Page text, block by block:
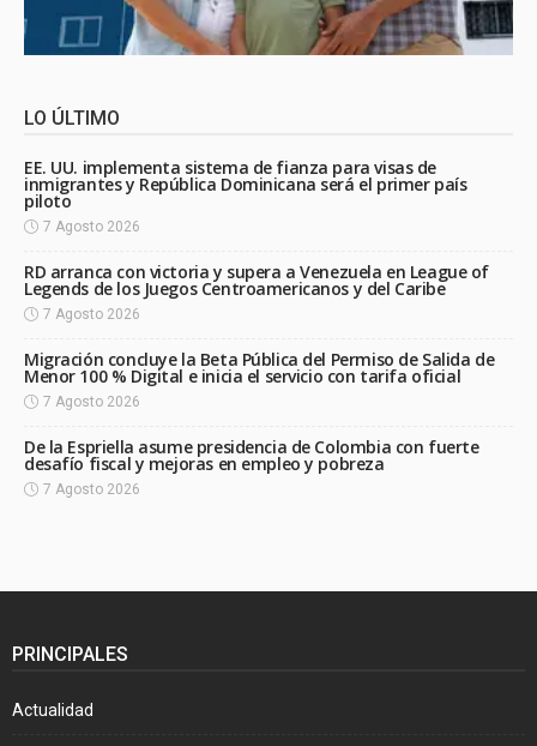
LO ÚLTIMO
EE. UU. implementa sistema de fianza para visas de
inmigrantes y República Dominicana será el primer país
piloto
7 Agosto 2026
RD arranca con victoria y supera a Venezuela en League of
Legends de los Juegos Centroamericanos y del Caribe
7 Agosto 2026
Migración concluye la Beta Pública del Permiso de Salida de
Menor 100 % Digital e inicia el servicio con tarifa oficial
7 Agosto 2026
De la Espriella asume presidencia de Colombia con fuerte
desafío fiscal y mejoras en empleo y pobreza
7 Agosto 2026
PRINCIPALES
Actualidad